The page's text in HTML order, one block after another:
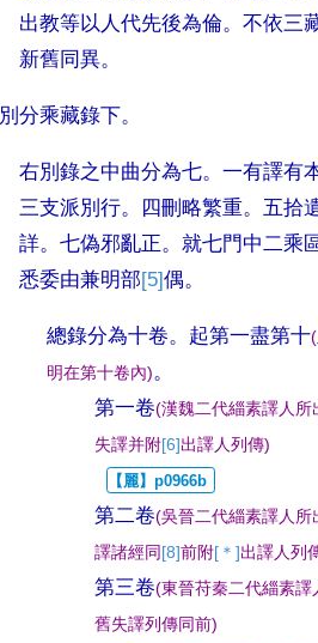
出教等以人代先後為倫。不依三
新舊同異。
別分乘藏錄下。
右別錄之中曲分為七。一有譯有
三支派別行。 四刪略繁重。五拾
詳。七偽邪亂正。就七門中二乘
悉委由兼明部[5]偶。
總錄分為十卷。 起第一盡第十(
明在第十卷內)。
第一卷(漢魏二代緇素譯人
失譯并附[6]出譯人列傳)
第二卷(吳晉二代緇素譯人所
譯諸經同[8]前附[＊]出譯人列
第三卷(東晉苻秦二代緇素
舊失譯列傳同前)